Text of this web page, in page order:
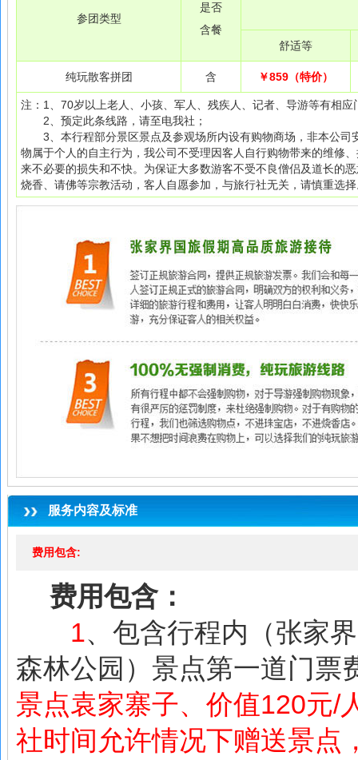
参团类型
是否
含餐
舒适等
纯玩散客拼团 含 ￥859（特价）
注：1、70岁以上老人、小孩、军人、残疾人、记者、导游等有相
2、预定此条线路，请至电我社；
3、本行程部分景区景点及参观场所内设有购物商场，非本公司
物属于个人的自主行为，我公司不受理因客人自行购物带来的维修
来不必要的损失和不快。为保证大多数游客不受不良僧侣及道长的
烧香、请佛等宗教活动，客人自愿参加，与旅行社无关，请慎重选
服务内容及标准
费用包含:
费用包含：
1、包含行程内（张家
森林公园）景点第一道门票
景点袁家寨子、价值120元/
社时间允许情况下赠送景点